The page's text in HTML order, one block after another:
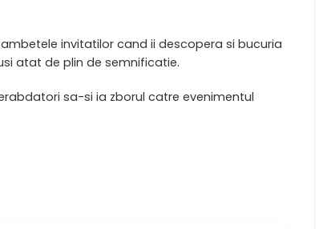
invitatilor cand ii descopera si bucuria
atat de plin de semnificatie.
sa-si ia zborul catre evenimentul